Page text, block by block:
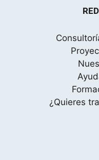
¿Quieres